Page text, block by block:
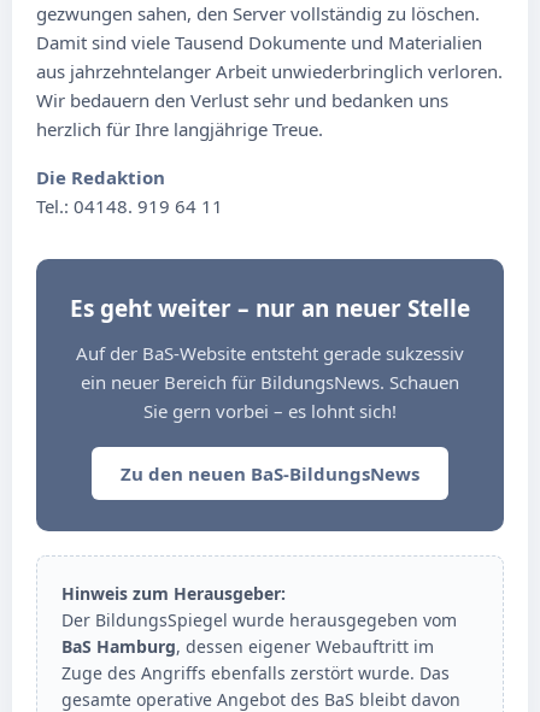
gezwungen sahen, den Server vollständig zu löschen.
Damit sind viele Tausend Dokumente und Materialien
aus jahrzehntelanger Arbeit unwiederbringlich verloren.
Wir bedauern den Verlust sehr und bedanken uns
herzlich für Ihre langjährige Treue.
Die Redaktion
Tel.: 04148. 919 64 11
Es geht weiter – nur an neuer Stelle
Auf der BaS-Website entsteht gerade sukzessiv
ein neuer Bereich für BildungsNews. Schauen
Sie gern vorbei – es lohnt sich!
Zu den neuen BaS-BildungsNews
Hinweis zum Herausgeber:
Der BildungsSpiegel wurde herausgegeben vom
BaS Hamburg, dessen eigener Webauftritt im
Zuge des Angriffs ebenfalls zerstört wurde. Das
gesamte operative Angebot des BaS bleibt davon